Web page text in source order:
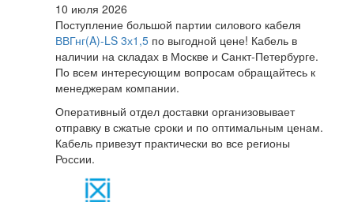
10 июля 2026
Поступление большой партии силового кабеля
ВВГнг(A)-LS 3х1,5 по выгодной цене! Кабель в
наличии на складах в Москве и Санкт-Петербурге.
По всем интересующим вопросам обращайтесь к
менеджерам компании.
Оперативный отдел доставки организовывает
отправку в сжатые сроки и по оптимальным ценам.
Кабель привезут практически во все регионы
России.